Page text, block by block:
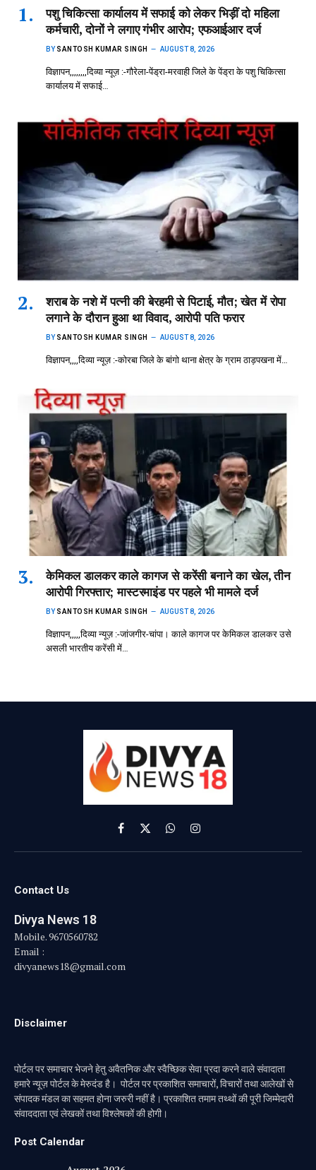
पशु चिकित्सा कार्यालय में सफाई को लेकर भिड़ीं दो महिला
कर्मचारी, दोनों ने लगाए गंभीर आरोप; एफआईआर दर्ज
BY SANTOSH KUMAR SINGH AUGUST 8, 2026
विज्ञापन,,,,,,,,दिव्या न्यूज़ :-गौरेला-पेंड्रा-मरवाही जिले के पेंड्रा के पशु चिकित्सा
कार्यालय में सफाई…
शराब के नशे में पत्नी की बेरहमी से पिटाई, मौत; खेत में रोपा
लगाने के दौरान हुआ था विवाद, आरोपी पति फरार
BY SANTOSH KUMAR SINGH AUGUST 8, 2026
विज्ञापन,,,,दिव्या न्यूज़ :-कोरबा जिले के बांगो थाना क्षेत्र के ग्राम ठाड़पखना में…
केमिकल डालकर काले कागज से करेंसी बनाने का खेल, तीन
आरोपी गिरफ्तार; मास्टरमाइंड पर पहले भी मामले दर्ज
BY SANTOSH KUMAR SINGH AUGUST 8, 2026
विज्ञापन,,,,,दिव्या न्यूज़ :-जांजगीर-चांपा। काले कागज पर केमिकल डालकर उसे
असली भारतीय करेंसी में…
Facebook
X
(Twitter)
WhatsAppInstagram
Contact Us
Divya News 18
Mobile. 9670560782
Email :
divyanews18@gmail.com
Disclaimer
पोर्टल पर समाचार भेजने हेतु अवैतनिक और स्वैच्छिक सेवा प्रदा करने वाले संवादाता
हमारे न्यूज़ पोर्टल के मेरुदंड है। पोर्टल पर प्रकाशित समाचारों, विचारों तथा आलेखों से
संपादक मंडल का सहमत होना जरुरी नहीं है। प्रकाशित तमाम तथ्थों की पूरी जिम्मेदारी
संवाददाता एवं लेखकों तथा विश्लेषकों की होगी।
Post Calendar